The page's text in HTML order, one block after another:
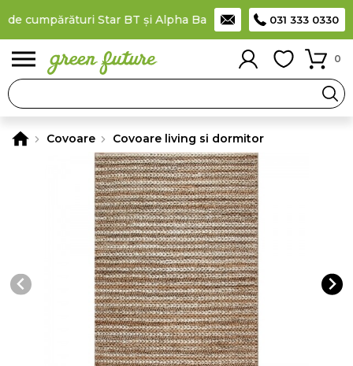
cumpărături Star BT și Alpha Bank Plătești în rateprin
031 333 0330
0
Covoare Covoare living si dormitor